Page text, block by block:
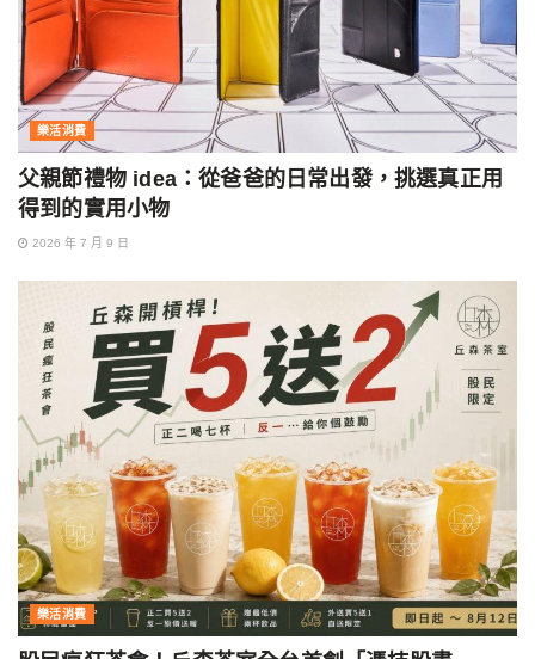
樂活消費
父親節禮物 idea：從爸爸的日常出發，挑選真正用
得到的實用小物
2026 年 7 月 9 日
樂活消費